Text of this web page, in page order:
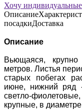
Хочу
Описание
посадкиДоставка
Описание
Вьющаяся,
метров. Листья
старых побегах
июне, нижний ряд
светло-
крупные, в